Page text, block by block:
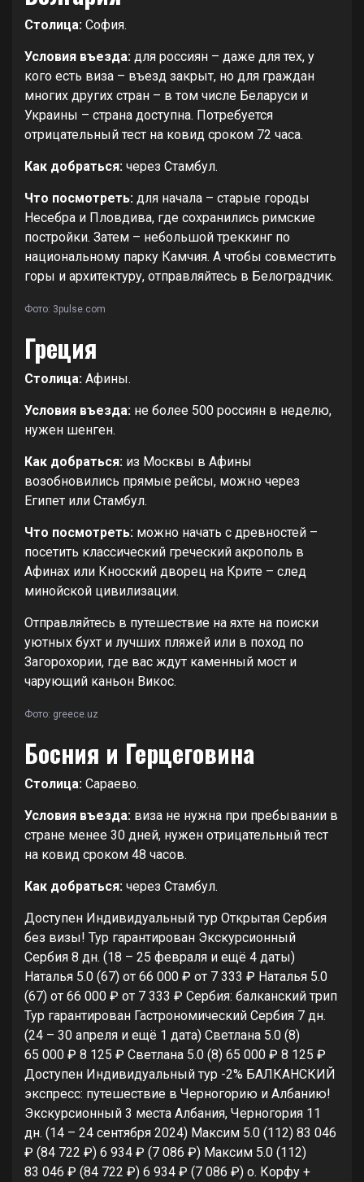
Столица: София.
Условия въезда: для россиян – даже для тех, у
кого есть виза – въезд закрыт, но для граждан
многих других стран – в том числе Беларуси и
Украины – страна доступна. Потребуется
отрицательный тест на ковид сроком 72 часа.
Как добраться: через Стамбул.
Что посмотреть: для начала – старые городы
Несебра и Пловдива, где сохранились римские
постройки. Затем – небольшой треккинг по
национальному парку Камчия. А чтобы совместить
горы и архитектуру, отправляйтесь в Белоградчик.
Фото: 3pulse.com
Греция
Столица: Афины.
Условия въезда: не более 500 россиян в неделю,
нужен шенген.
Как добраться: из Москвы в Афины
возобновились прямые рейсы, можно через
Египет или Стамбул.
Что посмотреть: можно начать с древностей –
посетить классический греческий акрополь в
Афинах или Кносский дворец на Крите – след
минойской цивилизации.
Отправляйтесь в путешествие на яхте на поиски
уютных бухт и лучших пляжей или в поход по
Загорохории, где вас ждут каменный мост и
чарующий каньон Викос.
Фото: greece.uz
Босния и Герцеговина
Столица: Сараево.
Условия въезда: виза не нужна при пребывании в
стране менее 30 дней, нужен отрицательный тест
на ковид сроком 48 часов.
Как добраться: через Стамбул.
Доступен Индивидуальный тур Открытая Сербия
без визы! Тур гарантирован Экскурсионный
Сербия 8 дн. (18 – 25 февраля и ещё 4 даты)
Наталья 5.0 (67) от 66 000 ₽ от 7 333 ₽ Наталья 5.0
(67) от 66 000 ₽ от 7 333 ₽ Сербия: балканский трип
Тур гарантирован Гастрономический Сербия 7 дн.
(24 – 30 апреля и ещё 1 дата) Светлана 5.0 (8)
65 000 ₽ 8 125 ₽ Светлана 5.0 (8) 65 000 ₽ 8 125 ₽
Доступен Индивидуальный тур -2% БАЛКАНСКИЙ
экспресс: путешествие в Черногорию и Албанию!
Экскурсионный 3 места Албания, Черногория 11
дн. (14 – 24 сентября 2024) Максим 5.0 (112) 83 046
₽ (84 722 ₽) 6 934 ₽ (7 086 ₽) Максим 5.0 (112)
83 046 ₽ (84 722 ₽) 6 934 ₽ (7 086 ₽) о. Корфу +